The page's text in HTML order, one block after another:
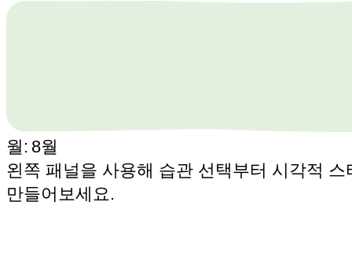
월: 8월
왼쪽 패널을 사용해 습관 선택부터 시각적
만들어보세요.